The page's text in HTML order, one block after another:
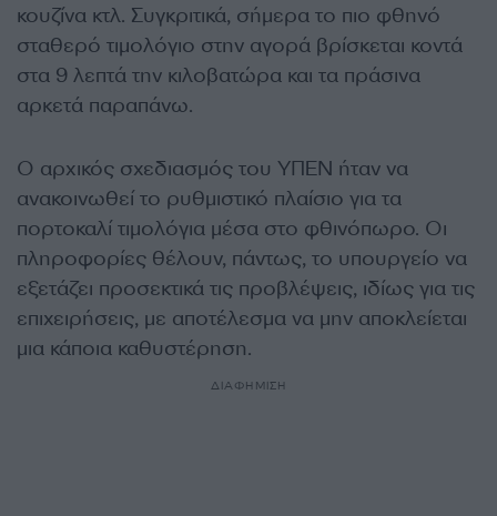
κουζίνα κτλ. Συγκριτικά, σήμερα το πιο φθηνό
σταθερό τιμολόγιο στην αγορά βρίσκεται κοντά
στα 9 λεπτά την κιλοβατώρα και τα πράσινα
αρκετά παραπάνω.
Ο αρχικός σχεδιασμός του ΥΠΕΝ ήταν να
ανακοινωθεί το ρυθμιστικό πλαίσιο για τα
πορτοκαλί τιμολόγια μέσα στο φθινόπωρο. Οι
πληροφορίες θέλουν, πάντως, το υπουργείο να
εξετάζει προσεκτικά τις προβλέψεις, ιδίως για τις
επιχειρήσεις, με αποτέλεσμα να μην αποκλείεται
μια κάποια καθυστέρηση.
ΔΙΑΦΗΜΙΣΗ